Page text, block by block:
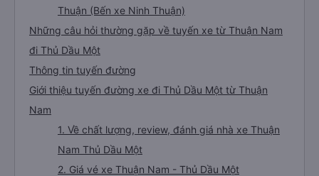
Thuận (Bến xe Ninh Thuận)
Những câu hỏi thường gặp về tuyến xe từ Thuận Nam
đi Thủ Dầu Một
Thông tin tuyến đường
Giới thiệu tuyến đường xe đi Thủ Dầu Một từ Thuận
Nam
1. Về chất lượng, review, đánh giá nhà xe Thuận
Nam Thủ Dầu Một
2. Giá vé xe Thuận Nam - Thủ Dầu Một